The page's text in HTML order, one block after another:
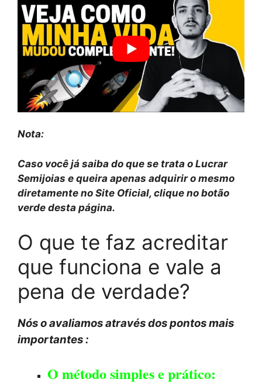
Nota:
Caso você já saiba do que se trata o Lucrar
Semijoias e queira apenas adquirir o mesmo
diretamente no Site Oficial, clique no botão
verde desta página.
O que te faz acreditar
que funciona e vale a
pena de verdade?
Nós o avaliamos através dos pontos mais
importantes :
O método simples e prático: